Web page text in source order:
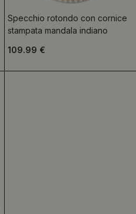
Specchio rotondo con cornice
stampata mandala indiano
109.99 €